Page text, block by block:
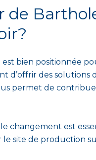
de
bien positionnée
des solutions
permet de
changement est
site de production